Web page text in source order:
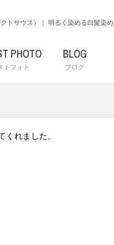
トサウス）｜ 明るく染める白髪染め
PHOTO
トフォト
BLOG
ブログ
くれました。